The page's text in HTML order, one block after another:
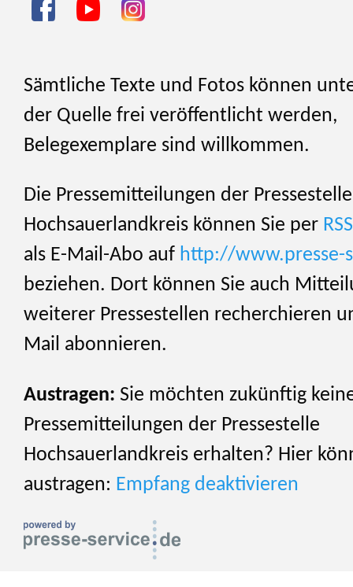
Sämtliche Texte und Fotos können
der Quelle frei veröffentlicht werden,
Belegexemplare sind willkommen.
Die Pressemitteilungen der Pressestelle
Hochsauerlandkreis können Sie per
als E-Mail-Abo auf http://www.presse-
beziehen. Dort können Sie auch
weiterer Pressestellen recherchieren
Mail abonnieren.
Austragen: Sie möchten zukünftig
Pressemitteilungen der Pressestelle
Hochsauerlandkreis erhalten? Hier
austragen: Empfang deaktivieren